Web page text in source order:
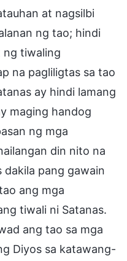
at nagsilbi
ng tao; hindi
ng tiwaling
na pagliligtas sa tao
ay hindi lamang
maging handog
ng mga
din nito na
dakila pang gawain
ang mga
tiwali ni Satanas.
ang tao sa mga
Diyos sa katawang-